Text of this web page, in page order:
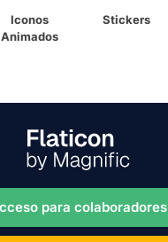
Iconos
Animados
Stickers
para colaboradores